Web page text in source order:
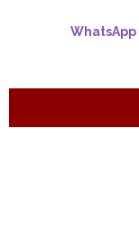
WhatsApp